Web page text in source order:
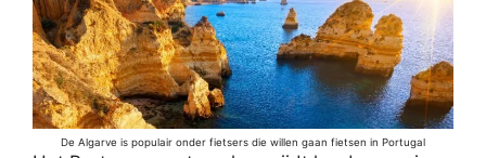
De Algarve is populair onder fietsers die willen gaan fietsen in Portugal